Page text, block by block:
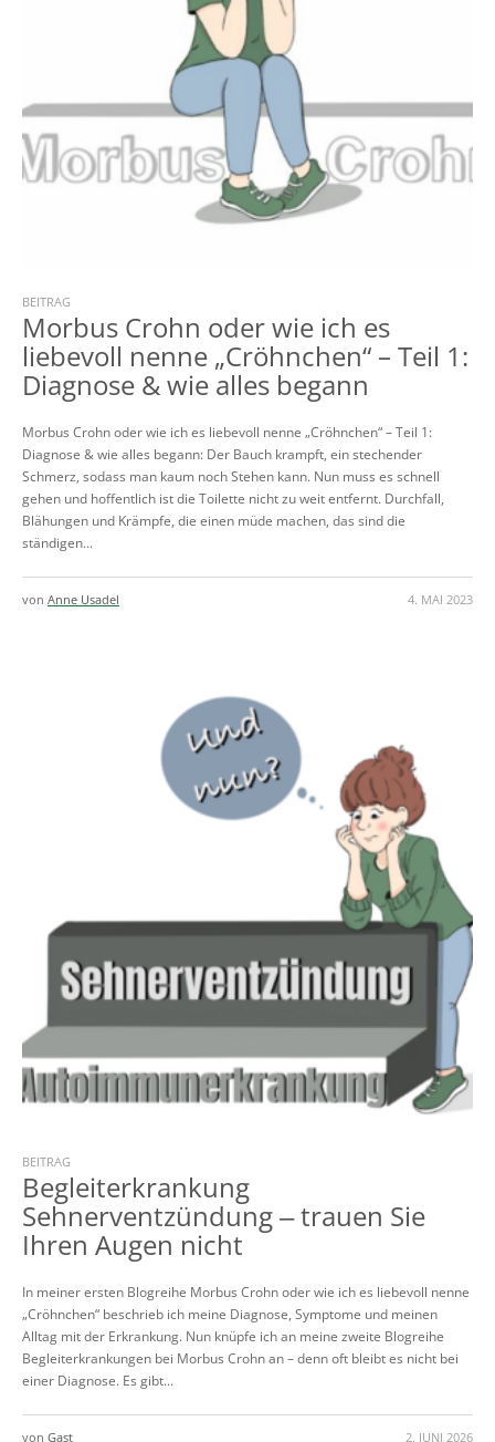
BEITRAG
Morbus Crohn oder wie ich es
liebevoll nenne „Cröhnchen“ – Teil 1:
Diagnose & wie alles begann
Morbus Crohn oder wie ich es liebevoll nenne „Cröhnchen“ – Teil 1:
Diagnose & wie alles begann: Der Bauch krampft, ein stechender
Schmerz, sodass man kaum noch Stehen kann. Nun muss es schnell
gehen und hoffentlich ist die Toilette nicht zu weit entfernt. Durchfall,
Blähungen und Krämpfe, die einen müde machen, das sind die
ständigen...
4. MAI 2023
von Anne Usadel
BEITRAG
Begleiterkrankung
Sehnerventzündung ‒ trauen Sie
Ihren Augen nicht
In meiner ersten Blogreihe Morbus Crohn oder wie ich es liebevoll nenne
„Cröhnchen“ beschrieb ich meine Diagnose, Symptome und meinen
Alltag mit der Erkrankung. Nun knüpfe ich an meine zweite Blogreihe
Begleiterkrankungen bei Morbus Crohn an – denn oft bleibt es nicht bei
einer Diagnose. Es gibt...
2. JUNI 2026
von Gast